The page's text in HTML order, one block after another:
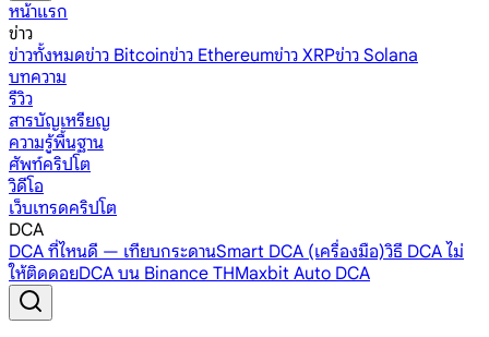
หน้าแรก
ข่าว
ข่าวทั้งหมดข่าว Bitcoinข่าว Ethereumข่าว XRPข่าว Solana
บทความ
รีวิว
สารบัญเหรียญ
ความรู้พื้นฐาน
ศัพท์คริปโต
วิดีโอ
เว็บเทรดคริปโต
DCA
DCA ที่ไหนดี — เทียบกระดานSmart DCA (เครื่องมือ)วิธี DCA ไม่
ให้ติดดอยDCA บน Binance THMaxbit Auto DCA